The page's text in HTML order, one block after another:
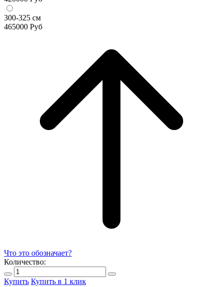
300-325 см
465000 Руб
Что это обозначает?
Количество:
Купить Купить в 1 клик